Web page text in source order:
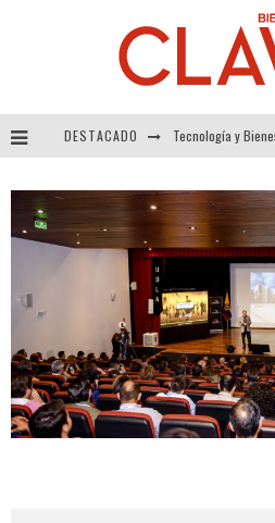
DESTACADO